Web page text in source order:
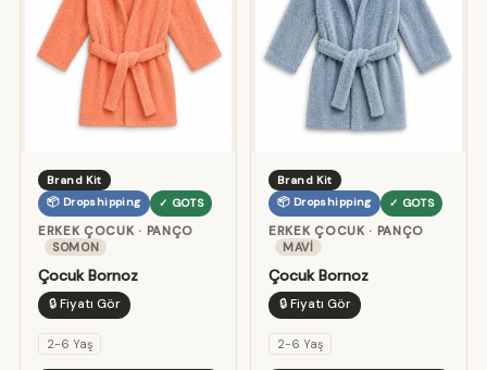
Brand Kit
📦 Dropshipping
✓ GOTS
ERKEK ÇOCUK · PANÇO
SOMON
Çocuk Bornoz
🔒 Fiyatı Gör
2-6 Yaş
Brand Kit
📦 Dropshipping
✓ GOTS
ERKEK ÇOCUK · PANÇO
MAVI
Çocuk Bornoz
🔒 Fiyatı Gör
2-6 Yaş